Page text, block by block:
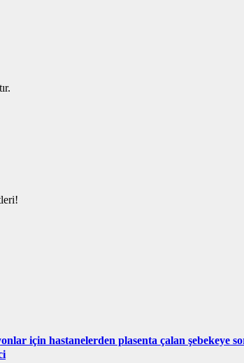
için hastanelerden plasenta çalan şebekeye